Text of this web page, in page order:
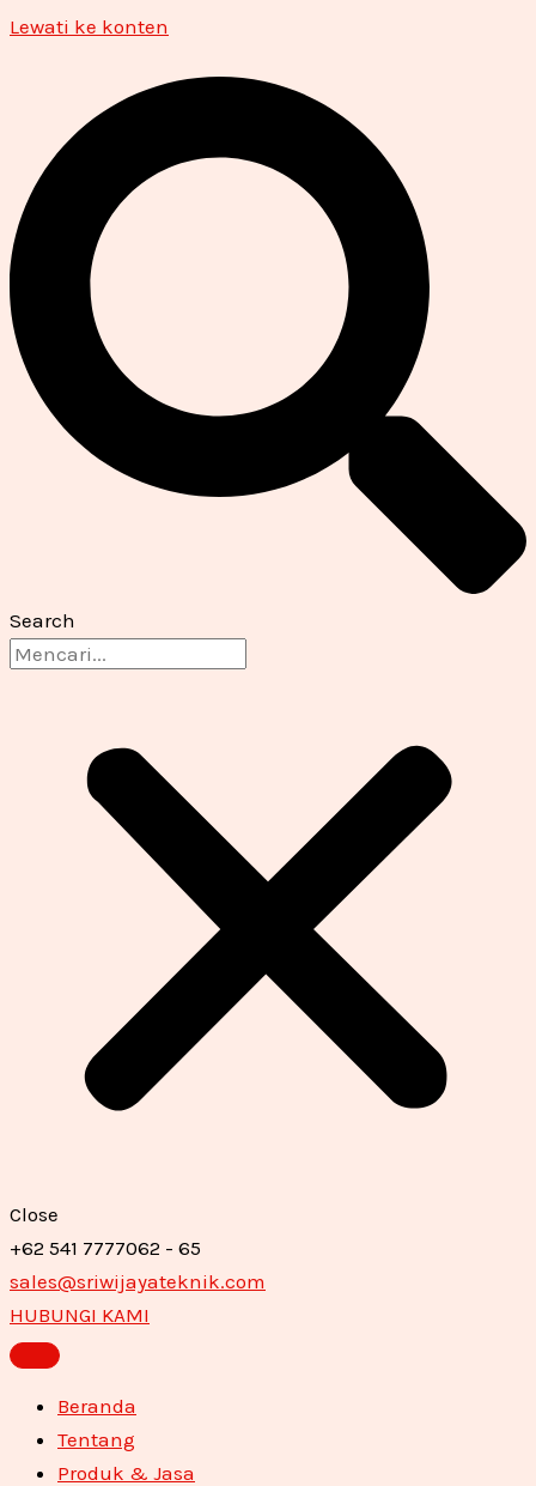
Lewati ke konten
Search
Close
+62 541 7777062 - 65
sales@sriwijayateknik.com
HUBUNGI KAMI
Beranda
Tentang
Produk & Jasa